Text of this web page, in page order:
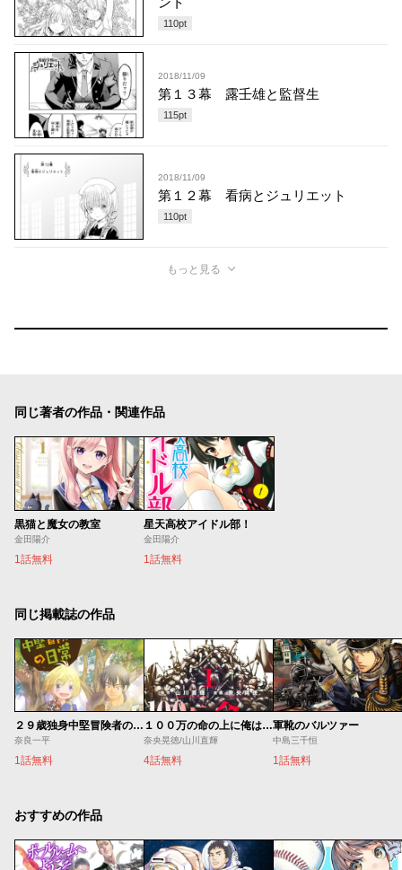
110pt
2018/11/09
第１３幕 露壬雄と監督生
115pt
2018/11/09
第１２幕 看病とジュリエット
110pt
もっと見る
同じ著者の作品・関連作品
黒猫と魔女の教室
金田陽介
1話無料
星天高校アイドル部！
金田陽介
1話無料
同じ掲載誌の作品
２９歳独身中堅冒険者の日常
奈良一平
1話無料
１００万の命の上に俺は立っている
奈央晃徳/山川直輝
4話無料
軍靴のバルツァー
中島三千恒
1話無料
おすすめの作品